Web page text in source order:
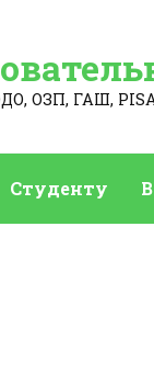
ОЗП, ГАШ,
Студенту